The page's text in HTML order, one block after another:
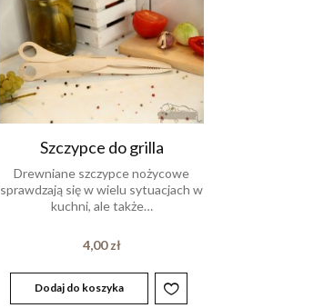
Szczypce do grilla
Drewniane szczypce nożycowe
sprawdzają się w wielu sytuacjach w
kuchni, ale także…
4,00zł
Dodaj do koszyka